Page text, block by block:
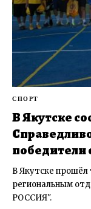
СПОРТ
В Якутске
В Якутске прошёл
региональным
РОССИЯ".